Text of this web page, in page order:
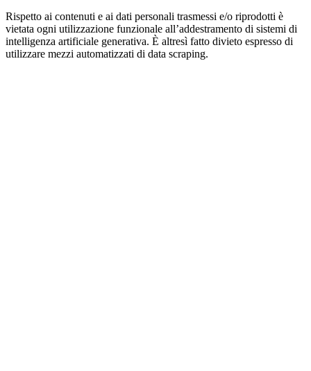
Rispetto ai contenuti e ai dati personali trasmessi e/o riprodotti è
vietata ogni utilizzazione funzionale all’addestramento di sistemi di
intelligenza artificiale generativa. È altresì fatto divieto espresso di
utilizzare mezzi automatizzati di data scraping.